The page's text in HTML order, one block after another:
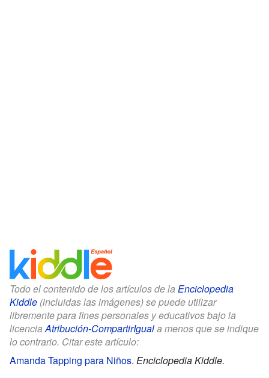
Todo el contenido de los artículos de la Enciclopedia
Kiddle (incluidas las imágenes) se puede utilizar
libremente para fines personales y educativos bajo la
licenciaAtribución-CompartirIguala menos que se indique
lo contrario. Citar este artículo:
Amanda Tapping para Niños. Enciclopedia Kiddle.